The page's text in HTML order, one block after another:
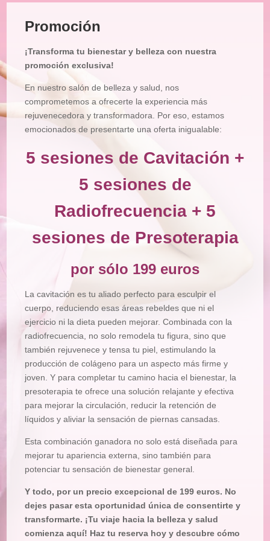
Tratamiento
Tratamiento
Depilación
Manicura
y
Pedicura
Maquillajes
Micropigmentación
Microblading
Pestañas
Peluquería
Promoción
¡Transforma tu bienestar y belleza con nuestra
promoción exclusiva!
En nuestro salón de belleza y salud, nos
comprometemos a ofrecerte la experiencia más
rejuvenecedora y transformadora. Por eso, estamos
emocionados de presentarte una oferta inigualable:
5 sesiones de Cavitación +
5 sesiones de
Radiofrecuencia + 5
sesiones de Presoterapia
por sólo 199 euros
La cavitación es tu aliado perfecto para esculpir el
cuerpo, reduciendo esas áreas rebeldes que ni el
ejercicio ni la dieta pueden mejorar. Combinada con la
radiofrecuencia, no solo remodela tu figura, sino que
también rejuvenece y tensa tu piel, estimulando la
producción de colágeno para un aspecto más firme y
joven. Y para completar tu camino hacia el bienestar, la
presoterapia te ofrece una solución relajante y efectiva
para mejorar la circulación, reducir la retención de
líquidos y aliviar la sensación de piernas cansadas.
Esta combinación ganadora no solo está diseñada para
mejorar tu apariencia externa, sino también para
potenciar tu sensación de bienestar general.
Y todo, por un precio excepcional de 199 euros. No
dejes pasar esta oportunidad única de consentirte y
transformarte. ¡Tu viaje hacia la belleza y salud
comienza aquí! Haz tu reserva hoy y descubre cómo